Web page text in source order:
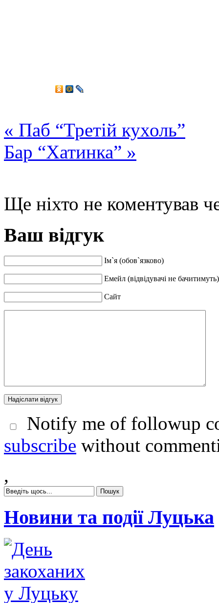
« Паб “Третій кухоль”
Бар “Хатинка” »
Ще ніхто не коментував
Ваш відгук
Ім`я (обов`язково)
Емейл (відвідувачі не
Сайт
Notify me of followup
subscribe without
,
Новини та події Луцька